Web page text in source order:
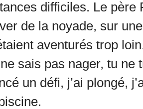
difficiles. Le
de la noyade, sur
aventurés trop
sais pas nager, tu
un défi, j’ai plongé,